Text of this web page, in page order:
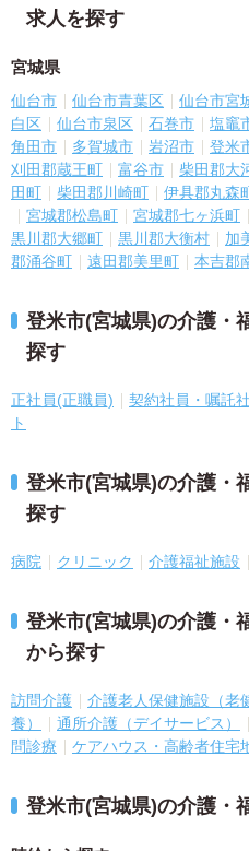
求人を探す
宮城県
仙台市 仙台市青葉区 仙台市宮
白区
仙台市泉区 石巻市 塩竈
角田市
多賀城市 岩沼市 登米
刈田郡蔵王町
富谷市 柴田郡大
田町
柴田郡川崎町 伊具郡丸森
宮城郡松島町
宮城郡七ヶ浜町
黒川郡大郷町
黒川郡大衡村 加
郡涌谷町
遠田郡美里町 本吉郡
登米市(宮城県)の介護・
探す
正社員(正職員) 契約社員・嘱託
ト
登米市(宮城県)の介護・
探す
病院 クリニック 介護福祉施設
登米市(宮城県)の介護・
から探す
訪問介護 介護老人保健施設（老
養）
通所介護（デイサービス）
問診療
ケアハウス・高齢者住宅
登米市(宮城県)の介護・